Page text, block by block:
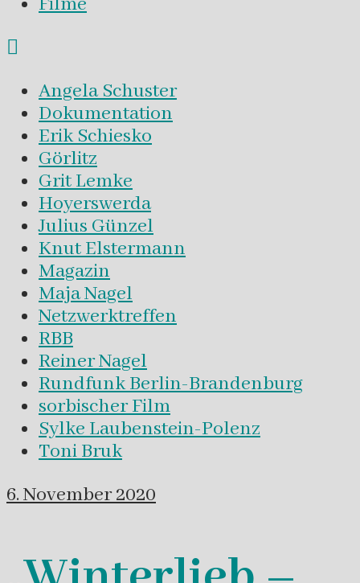
Angela Schuster
Dokumentation
Erik Schiesko
Görlitz
Grit Lemke
Hoyerswerda
Julius Günzel
Knut Elstermann
Magazin
Maja Nagel
Netzwerktreffen
RBB
Reiner Nagel
Rundfunk Berlin-Brandenburg
sorbischer Film
Sylke Laubenstein-Polenz
Toni Bruk
6. November 2020